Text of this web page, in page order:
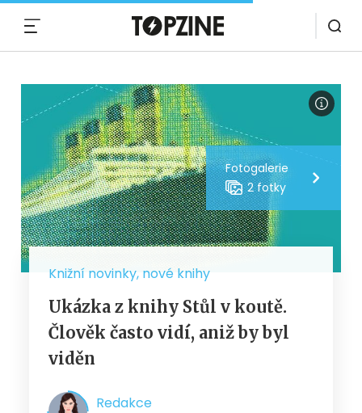
Fotogalerie
2 fotky
Knižní novinky, nové knihy
Ukázka z knihy Stůl v koutě.
Člověk často vidí, aniž by byl
viděn
Redakce